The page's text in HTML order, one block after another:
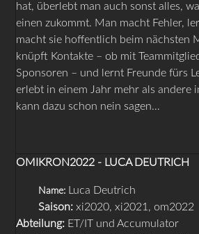
hat, überlebt man auch sonst alles,
einen zukommt. Man macht Fehler,
macht sie hoffentlich beim nächsten
knüpft Kontakte – ob mit
Sponsoren – und lernt Freunde fürs
erlebt in einem Jahr mehr als andere
kann dazu schon nein sagen…
OMIKRON2022 - LUCA DEUTRICH
Name: Luca Deutrich
Saison: xi2020, xi2021, om2022
Abteilung: ET/IT und Accumulator